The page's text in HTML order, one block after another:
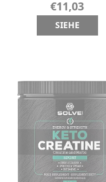
€11,03
SIEHE